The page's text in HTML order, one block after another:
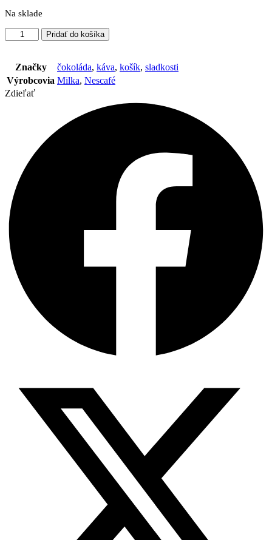
Na sklade
množstvo
Prútený
kôš
–
Milka
kolekcia
Pridať do košíka
Značky čokoláda, káva, košík, sladkosti
Výrobcovia Milka, Nescafé
Zdieľať